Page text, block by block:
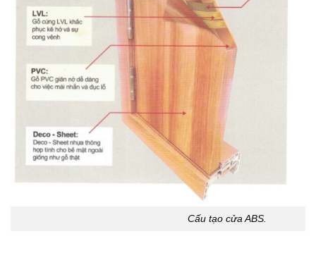
Cấu tạo cửa ABS.